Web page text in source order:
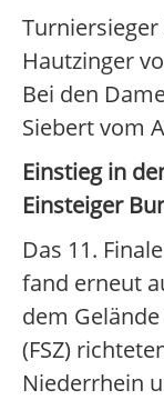
Hautzinger
Bei den
Siebert vom
Einstieg in
Einsteiger
Das 11.
fand erneut
dem
(FSZ)
Niederrhein